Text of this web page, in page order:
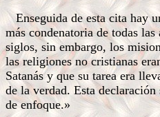
Enseguida de esta cita hay
más condenatoria de todas
siglos, sin embargo, los
las religiones no cristianas
Satanás y que su tarea era
de la verdad. Esta
de enfoque.»